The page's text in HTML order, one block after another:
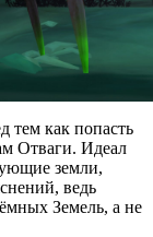
тем как попасть
Отваги. Идеал
земли,
ведь
Земель, а не